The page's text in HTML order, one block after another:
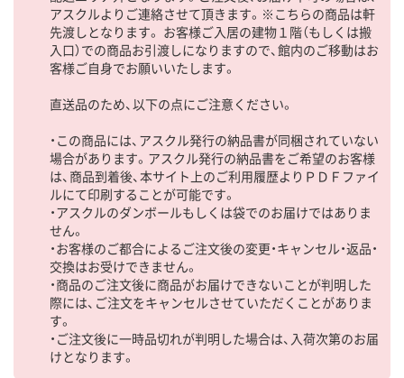
アスクルよりご連絡させて頂きます。※こちらの商品は軒
先渡しとなります。 お客様ご入居の建物１階（もしくは搬
入口）での商品お引渡しになりますので、館内のご移動はお
客様ご自身でお願いいたします。
直送品のため、以下の点にご注意ください。
・この商品には、アスクル発行の納品書が同梱されていない
場合があります。アスクル発行の納品書をご希望のお客様
は、商品到着後、本サイト上のご利用履歴よりＰＤＦファイ
ルにて印刷することが可能です。
・アスクルのダンボールもしくは袋でのお届けではありま
せん。
・お客様のご都合によるご注文後の変更・キャンセル・返品・
交換はお受けできません。
・商品のご注文後に商品がお届けできないことが判明した
際には、ご注文をキャンセルさせていただくことがありま
す。
・ご注文後に一時品切れが判明した場合は、入荷次第のお届
けとなります。